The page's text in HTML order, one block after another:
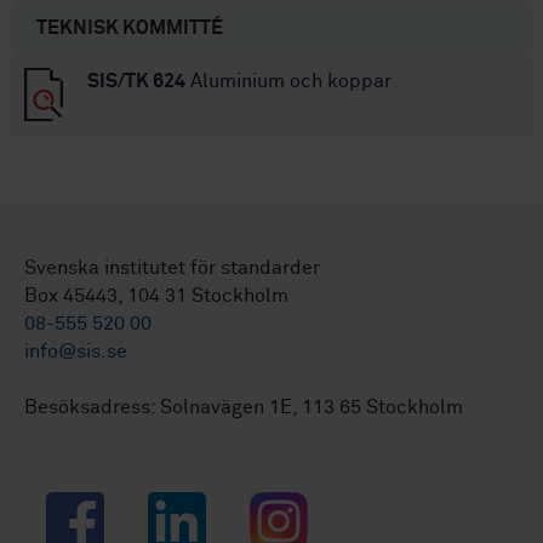
TEKNISK KOMMITTÉ
SIS/TK 624 Aluminium och koppar
Svenska institutet för standarder
Box 45443, 104 31 Stockholm
08-555 520 00
info@sis.se
Besöksadress: Solnavägen 1E, 113 65 Stockholm
Facebook LinkedIn Instagram